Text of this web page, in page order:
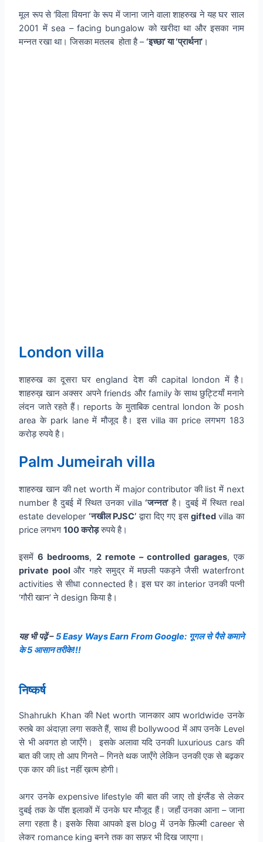
मूल रूप से ‘विला वियना’ के रूप में जाना जाने वाला शाहरुख ने यह घर साल
2001 में sea – facing bungalow को खरीदा था और इसका नाम
मन्नत रखा था। जिसका मतलब होता है –‘इच्छा’ या ‘प्रार्थना’ ।
London villa
शाहरुख का दूसरा घर england देश की capital london में है।
शाहरुख़ खान अक्सर अपने friends और family के साथ छुट्टियाँ मनाने
लंदन जाते रहते हैं। reports के मुताबिक central london के posh
area के park lane में मौजूद है। इस villa का price लगभग 183
करोड़ रुपये है।
Palm Jumeirah villa
शाहरुख खान की net worth में major contributor की list में next
number है दुबई में स्थित उनका villa‘जन्नत’ है। दुबई में स्थित real
estate developer ‘नखील PJSC’ द्वारा दिए गए इसgifted villa का
price लगभग100 करोड़रुपये है।
इसमें6 bedrooms, 2 remote – controlled garages, एक
private poolऔर गहरे समुद्र में मछली पकड़ने जैसी waterfront
activities से सीधा connected है। इस घर का interior उनकी पत्नी
‘गौरी खान’ ने design किया है।
यह भी पढ़ें –5 Easy Ways Earn From Google: गूगल से पैसे कमाने
के 5 आसान तरीके!!!
निष्कर्ष
Shahrukh Khan की Net worth जानकार आप worldwide उनके
रुतबे का अंदाज़ा लगा सकते हैं, साथ ही bollywood में आप उनके Level
से भी अवगत हो जाएँगे। इसके अलावा यदि उनकी luxurious cars की
बात की जाए तो आप गिनते – गिनते थक जाएँगे लेकिन उनकी एक से बढ़कर
एक कार की list नहीं ख़त्म होगी।
अगर उनके expensive lifestyle की बात की जाए तो इंग्लैंड से लेकर
दुबई तक के पॉश इलाकों में उनके घर मौजूद हैं। जहाँ उनका आना – जाना
लगा रहता है। इसके सिवा आपको इस blog में उनके फ़िल्मी career से
लेकर romance king बनने तक का सफ़र भी दिख जाएगा।